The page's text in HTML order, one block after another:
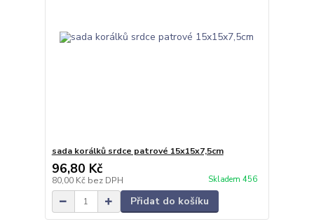
sada korálků srdce patrové 15x15x7,5cm
96,80 Kč
80,00 Kč bez DPH Skladem 456
Přidat do košíku